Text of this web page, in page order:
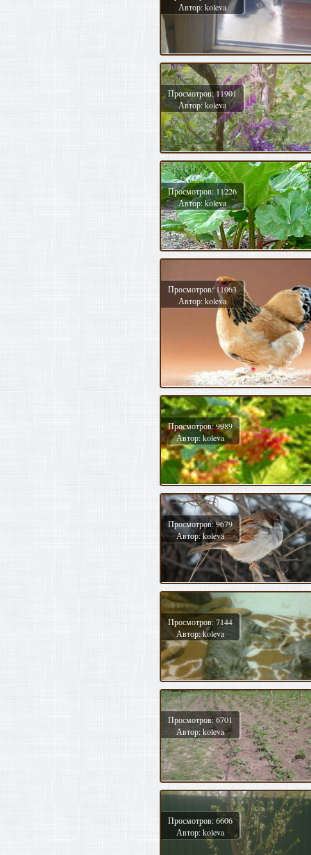
Автор: koleva
Просмотров: 11901
Автор: koleva
Просмотров: 11226
Автор: koleva
Просмотров: 11063
Автор: koleva
Просмотров: 9989
Автор: koleva
Просмотров: 9679
Автор: koleva
Просмотров: 7144
Автор: koleva
Просмотров: 6701
Автор: koleva
Просмотров: 6606
Автор: koleva